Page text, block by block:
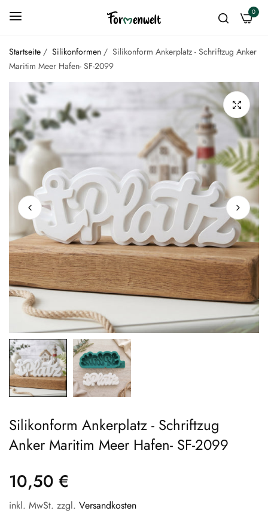
0
Startseite / Silikonformen / Silikonform Ankerplatz - Schriftzug Anker
Maritim Meer Hafen- SF-2099
Silikonform Ankerplatz - Schriftzug
Anker Maritim Meer Hafen- SF-2099
10,50 €
inkl. MwSt. zzgl. Versandkosten